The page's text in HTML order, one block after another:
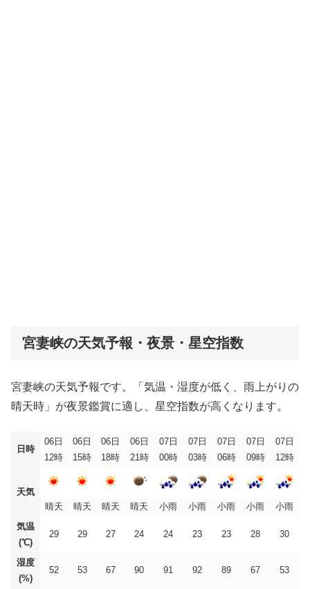
宮妻峡の天気予報・夜景・星空指数
宮妻峡の天気予報です。「気温・湿度が低く、雨上がりの
晴天時」が夜景鑑賞に適し、星空指数が高くなります。
日時
06日
12時
06日
15時
06日
18時
06日
21時
07日
00時
07日
03時
07日
06時
07日
09時
07日
12時
天気
晴天
晴天 晴天 晴天 小雨 小雨 小雨 小雨
小雨
気温
(℃)
29 29 27 24 24 23 23 28 30
湿度
(%)
52 53 67 90 91 92 89 67 53